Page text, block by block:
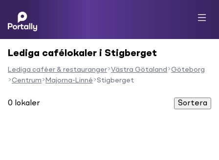
Lediga cafélokaler i Stigberget
Lediga caféer & restauranger Västra Götaland
Göteborg
Centrum
Majorna-Linné Stigberget
0 lokaler Sortera